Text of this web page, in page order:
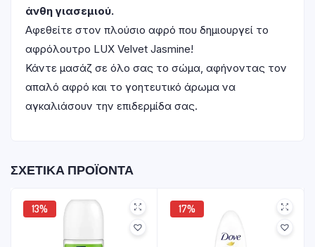
άνθη γιασεμιού.
Αφεθείτε στον πλούσιο αφρό που δημιουργεί το
αφρόλουτρο LUX Velvet Jasmine!
Κάντε μασάζ σε όλο σας το σώμα, αφήνοντας τον
απαλό αφρό και το γοητευτικό άρωμα να
αγκαλιάσουν την επιδερμίδα σας.
ΣΧΕΤΙΚΆ ΠΡΟΪΌΝΤΑ
13% 17%